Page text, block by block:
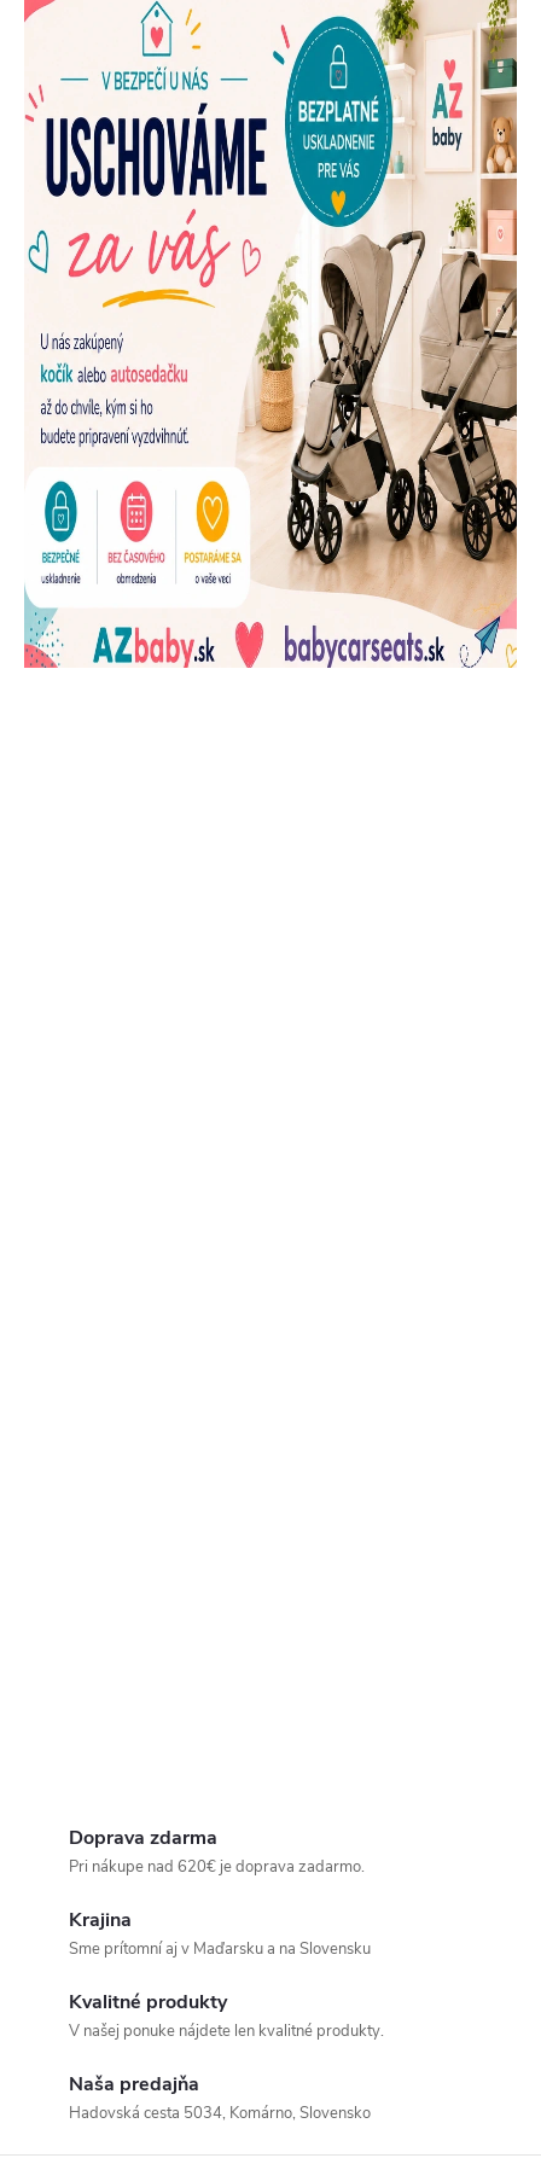
E
N
U
R
D
J
Ň
U
Doprava zdarma
Pri nákupe nad 620€ je doprava zadarmo.
Krajina
Sme prítomní aj v Maďarsku a na Slovensku
Kvalitné produkty
V našej ponuke nájdete len kvalitné produkty.
Naša predajňa
Hadovská cesta 5034, Komárno, Slovensko